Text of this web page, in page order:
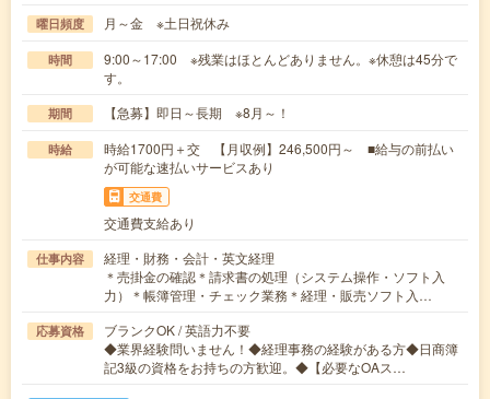
曜日頻度 月～金 ※土日祝休み
時間
9:00～17:00 ※残業はほとんどありません。※休憩は45分で
す。
期間 【急募】即日～長期 ※8月～！
時給
時給1700円＋交 【月収例】246,500円～ ■給与の前払い
が可能な速払いサービスあり
交通費
交通費支給あり
仕事内容
経理・財務・会計・英文経理
＊売掛金の確認＊請求書の処理（システム操作・ソフト入
力）＊帳簿管理・チェック業務＊経理・販売ソフト入…
応募資格
ブランクOK / 英語力不要
◆業界経験問いません！◆経理事務の経験がある方◆日商簿
記3級の資格をお持ちの方歓迎。◆【必要なOAス…